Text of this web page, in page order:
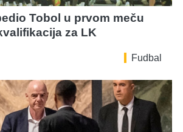
Tobol u prvom meču
za LK
Fudbal